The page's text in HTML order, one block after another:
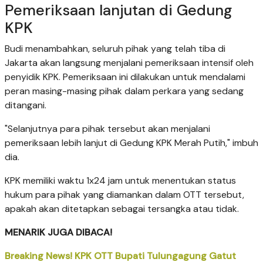
Pemeriksaan lanjutan di Gedung
KPK
Budi menambahkan, seluruh pihak yang telah tiba di
Jakarta akan langsung menjalani pemeriksaan intensif oleh
penyidik KPK. Pemeriksaan ini dilakukan untuk mendalami
peran masing-masing pihak dalam perkara yang sedang
ditangani.
"Selanjutnya para pihak tersebut akan menjalani
pemeriksaan lebih lanjut di Gedung KPK Merah Putih," imbuh
dia.
KPK memiliki waktu 1x24 jam untuk menentukan status
hukum para pihak yang diamankan dalam OTT tersebut,
apakah akan ditetapkan sebagai tersangka atau tidak.
MENARIK JUGA DIBACA!
Breaking News! KPK OTT Bupati Tulungagung Gatut